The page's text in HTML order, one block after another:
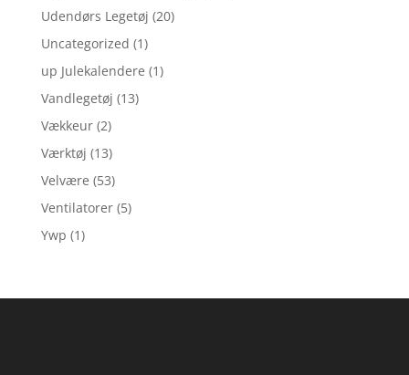
Udendørs Legetøj (20)
Uncategorized (1)
up Julekalendere (1)
Vandlegetøj (13)
Vækkeur (2)
Værktøj (13)
Velvære (53)
Ventilatorer (5)
Ywp (1)